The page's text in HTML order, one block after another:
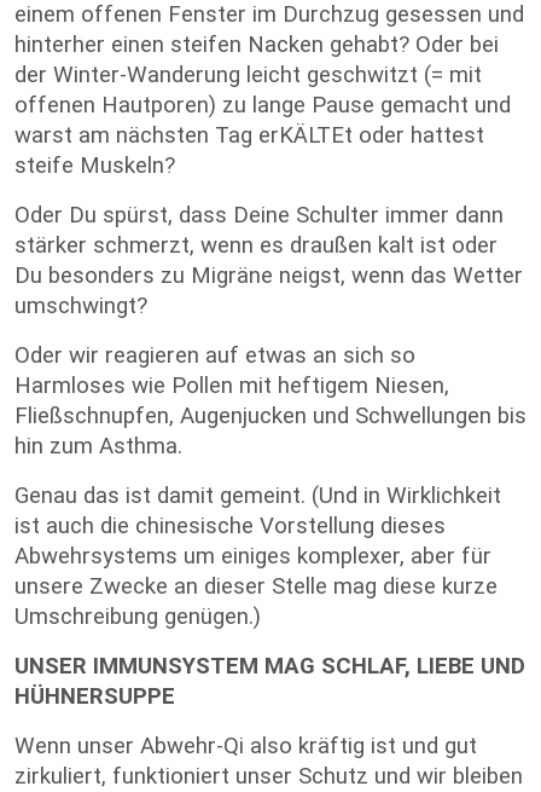
einem offenen Fenster im Durchzug gesessen und
hinterher einen steifen Nacken gehabt? Oder bei
der Winter-Wanderung leicht geschwitzt (= mit
offenen Hautporen) zu lange Pause gemacht und
warst am nächsten Tag erKÄLTEt oder hattest
steife Muskeln?
Oder Du spürst, dass Deine Schulter immer dann
stärker schmerzt, wenn es draußen kalt ist oder
Du besonders zu Migräne neigst, wenn das Wetter
umschwingt?
Oder wir reagieren auf etwas an sich so
Harmloses wie Pollen mit heftigem Niesen,
Fließschnupfen, Augenjucken und Schwellungen bis
hin zum Asthma.
Genau das ist damit gemeint. (Und in Wirklichkeit
ist auch die chinesische Vorstellung dieses
Abwehrsystems um einiges komplexer, aber für
unsere Zwecke an dieser Stelle mag diese kurze
Umschreibung genügen.)
UNSER IMMUNSYSTEM MAG SCHLAF, LIEBE UND
HÜHNERSUPPE
Wenn unser Abwehr-Qi also kräftig ist und gut
zirkuliert, funktioniert unser Schutz und wir bleiben